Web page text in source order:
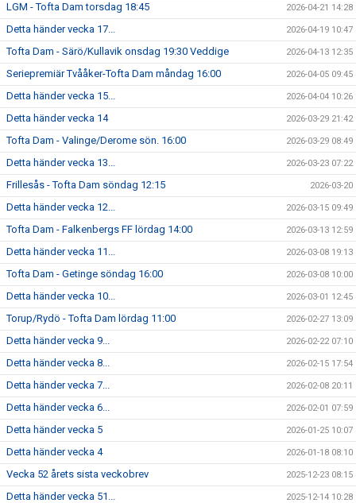
LGM - Tofta Dam torsdag 18:45 2026-04-21 14:28
Detta händer vecka 17... 2026-04-19 10:47
Tofta Dam - Särö/Kullavik onsdag 19:30 Veddige 2026-04-13 12:35
Seriepremiär Tvååker-Tofta Dam måndag 16:00 2026-04-05 09:45
Detta händer vecka 15... 2026-04-04 10:26
Detta händer vecka 14 2026-03-29 21:42
Tofta Dam - Valinge/Derome sön. 16:00 2026-03-29 08:49
Detta händer vecka 13... 2026-03-23 07:22
Frillesås - Tofta Dam söndag 12:15 2026-03-20
Detta händer vecka 12... 2026-03-15 09:49
Tofta Dam - Falkenbergs FF lördag 14:00 2026-03-13 12:59
Detta händer vecka 11... 2026-03-08 19:13
Tofta Dam - Getinge söndag 16:00 2026-03-08 10:00
Detta händer vecka 10... 2026-03-01 12:45
Torup/Rydö - Tofta Dam lördag 11:00 2026-02-27 13:09
Detta händer vecka 9... 2026-02-22 07:10
Detta händer vecka 8... 2026-02-15 17:54
Detta händer vecka 7... 2026-02-08 20:11
Detta händer vecka 6... 2026-02-01 07:59
Detta händer vecka 5 2026-01-25 10:07
Detta händer vecka 4 2026-01-18 08:10
Vecka 52 årets sista veckobrev 2025-12-23 08:15
Detta händer vecka 51... 2025-12-14 10:28